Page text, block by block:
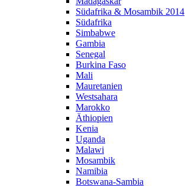
Südafrika & Mosambik 2014
Südafrika
Simbabwe
Gambia
Senegal
Burkina Faso
Mali
Mauretanien
Westsahara
Marokko
Äthiopien
Kenia
Uganda
Malawi
Mosambik
Namibia
Botswana-Sambia